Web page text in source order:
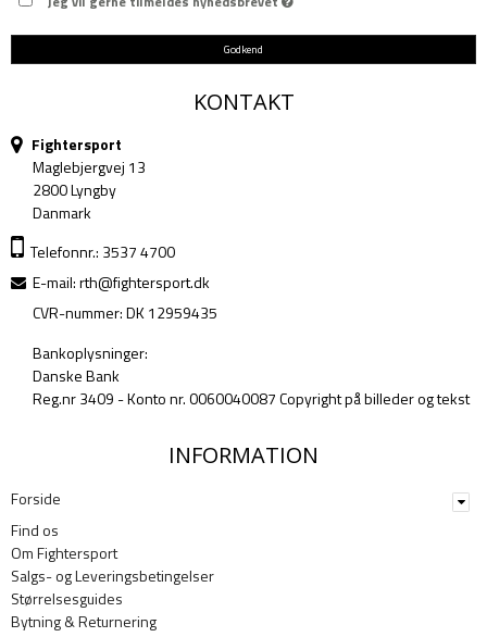
Godkend
KONTAKT
Fightersport
Maglebjergvej 13
2800 Lyngby
Danmark
Telefonnr.: 3537 4700
E-mail:rth@fightersport.dk
CVR-nummer: DK 12959435
Bankoplysninger:
Danske Bank
Reg.nr 3409 - Konto nr. 0060040087 Copyright på billeder og tekst
INFORMATION
Forside
Find os
Om Fightersport
Salgs- og Leveringsbetingelser
Størrelsesguides
Bytning & Returnering